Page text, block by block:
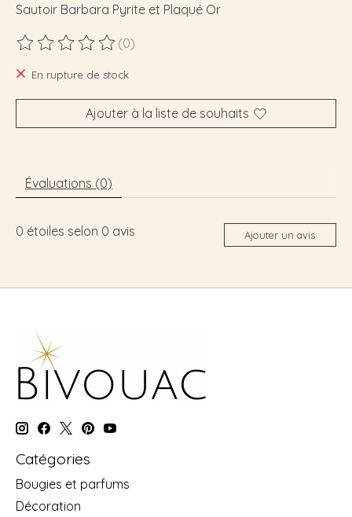
Sautoir Barbara Pyrite et Plaqué Or
Ce produit est évalué à
(0)
En rupture de stock
Ajouter à la liste de souhaits
Évaluations (0)
0 étoiles selon 0 avis Ajouter un avis
Catégories
Bougies et parfums
Décoration